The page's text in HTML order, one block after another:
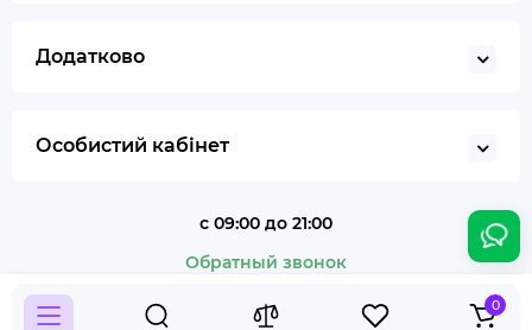
0
Додатково
Особистий кабінет
с 09:00 до 21:00
Обратный звонок
+38 (050) 07-93-025